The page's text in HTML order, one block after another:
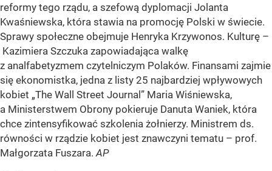
reformy tego rządu, a szefową dyplomacji Jolanta
Kwaśniewska, która stawia na promocję Polski w świecie.
Sprawy społeczne obejmuje Henryka Krzywonos. Kulturę –
Kazimiera Szczuka zapowiadająca walkę
z analfabetyzmem czytelniczym Polaków. Finansami zajmie
się ekonomistka, jedna z listy 25 najbardziej wpływowych
kobiet „The Wall Street Journal” Maria Wiśniewska,
a Ministerstwem Obrony pokieruje Danuta Waniek, która
chce zintensyfikować szkolenia żołnierzy. Ministrem ds.
równości w rządzie kobiet jest znawczyni tematu – prof.
Małgorzata Fuszara.AP